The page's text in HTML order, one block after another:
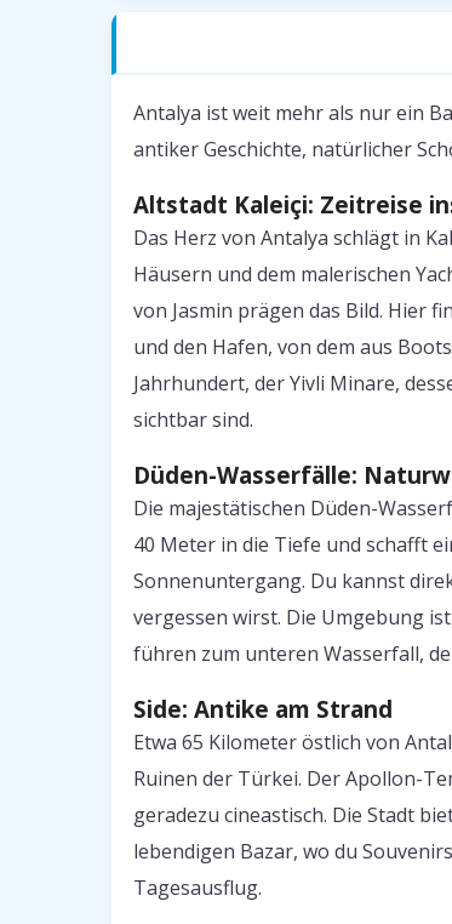
Antalya ist weit mehr als nur ein
antiker Geschichte, natürlicher
Altstadt Kaleiçi: Zeitreise
Das Herz von Antalya schlägt in
Häusern und dem malerischen
von Jasmin prägen das Bild. Hier
und den Hafen, von dem aus
Jahrhundert, der Yivli Minare,
sichtbar sind.
Düden-Wasserfälle:
Die majestätischen Düden-
40 Meter in die Tiefe und schafft
Sonnenuntergang. Du kannst
vergessen wirst. Die Umgebung
führen zum unteren Wasserfall,
Side: Antike am Strand
Etwa 65 Kilometer östlich von
Ruinen der Türkei. Der Apollon-
geradezu cineastisch. Die Stadt
lebendigen Bazar, wo du
Tagesausflug.